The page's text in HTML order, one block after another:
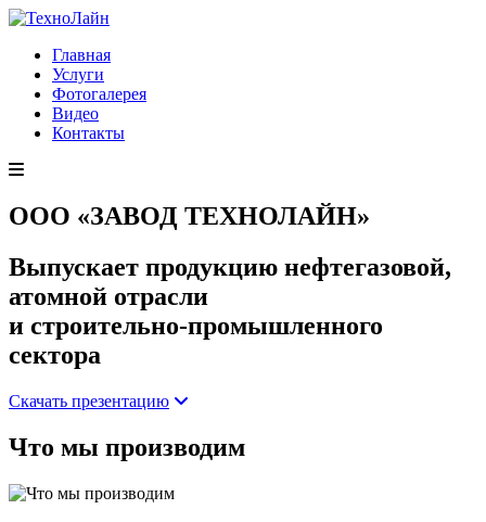
Главная
Услуги
Фотогалерея
Видео
Контакты
ООО «ЗАВОД ТЕХНОЛАЙН»
Выпускает продукцию нефтегазовой,
атомной отрасли
и строительно-промышленного
сектора
Скачать презентацию
Что мы производим